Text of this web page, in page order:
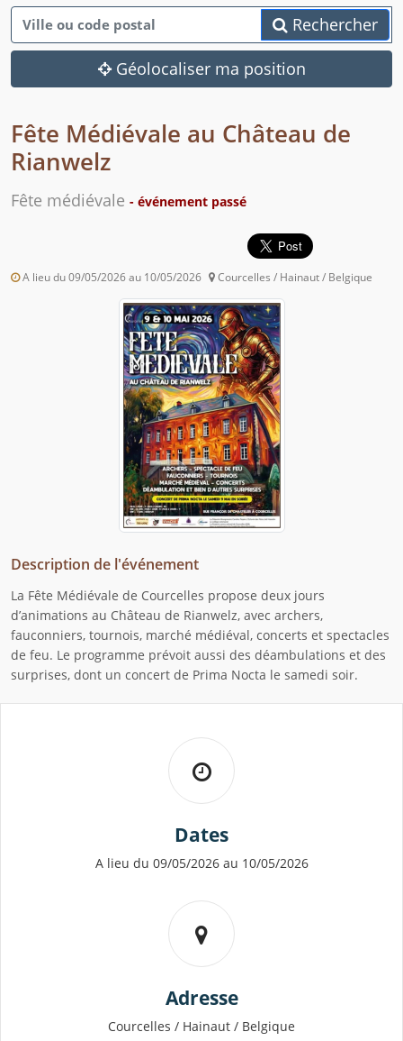
Rechercher
Géolocaliser ma position
Fête Médiévale au Château de
Rianwelz
Fête médiévale - événement passé
A lieu du 09/05/2026 au 10/05/2026 Courcelles / Hainaut / Belgique
Description de l'événement
La Fête Médiévale de Courcelles propose deux jours
d’animations au Château de Rianwelz, avec archers,
fauconniers, tournois, marché médiéval, concerts et spectacles
de feu. Le programme prévoit aussi des déambulations et des
surprises, dont un concert de Prima Nocta le samedi soir.
Dates
A lieu du 09/05/2026 au 10/05/2026
Adresse
Courcelles / Hainaut / Belgique